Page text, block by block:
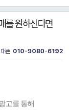
를 원하신다면
폰 010-9080-6192
고를 통해